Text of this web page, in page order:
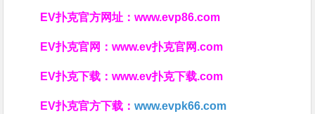
EV扑克官方网址：www.evp86.com
EV扑克官网：www.ev扑克官网.com
EV扑克下载：www.ev扑克下载.com
EV扑克官方下载：www.evpk66.com